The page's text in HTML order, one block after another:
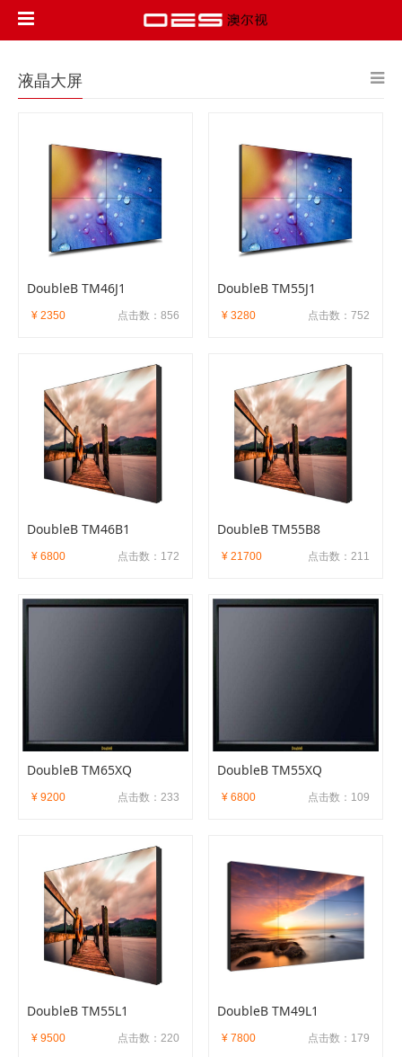
液晶大屏
DoubleB TM46J1
点击数：856
¥ 2350
DoubleB TM55J1
点击数：752
¥ 3280
DoubleB TM46B1
点击数：172
¥ 6800
DoubleB TM55B8
点击数：211
¥ 21700
DoubleB TM65XQ
点击数：233
¥ 9200
DoubleB TM55XQ
点击数：109
¥ 6800
DoubleB TM55L1
点击数：220
¥ 9500
DoubleB TM49L1
点击数：179
¥ 7800